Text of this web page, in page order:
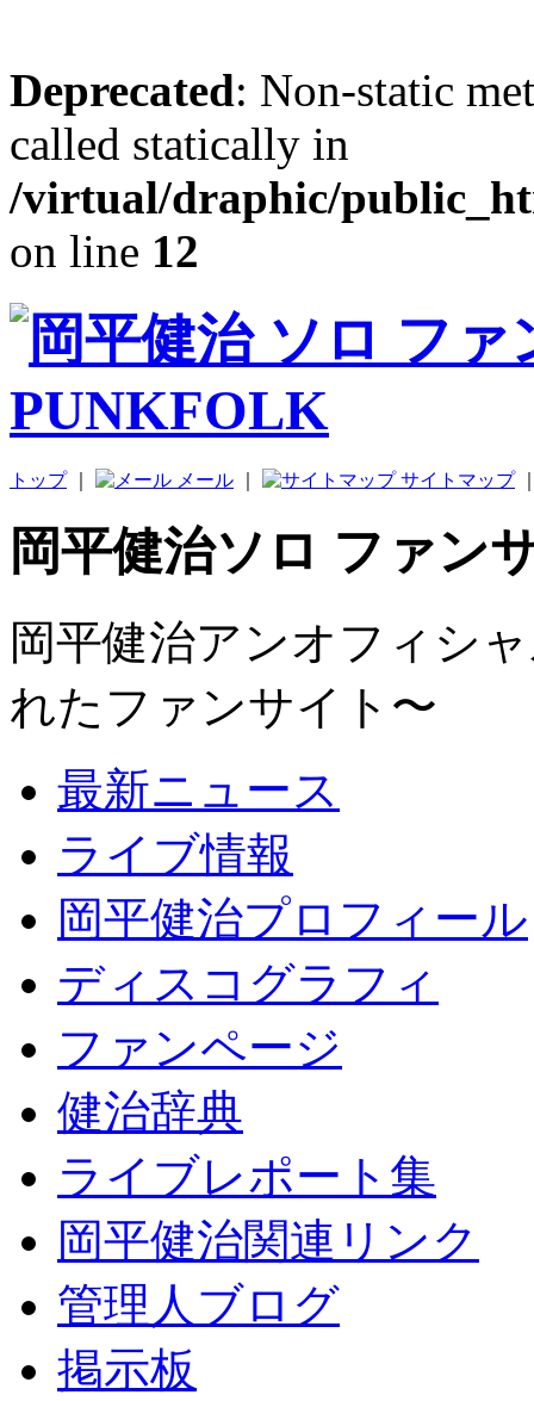
Deprecated: Non-static
called statically in
/virtual/draphic/
on line 12
トップ｜ メール サイトマップ
岡平健治ソロ ファン
岡平健治アンオフィシ
れたファンサイト〜
最新ニュース
ライブ情報
岡平健治プロフィール
ディスコグラフィ
ファンページ
健治辞典
ライブレポート集
岡平健治関連リンク
管理人ブログ
掲示板